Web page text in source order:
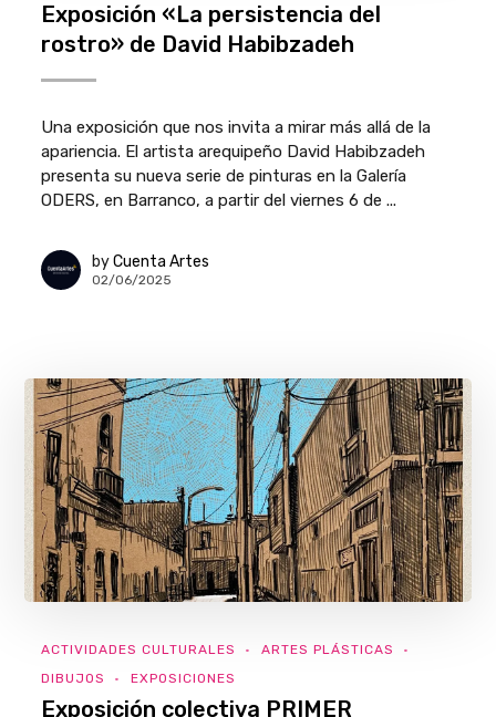
Exposición «La persistencia del
rostro» de David Habibzadeh
Una exposición que nos invita a mirar más allá de la
apariencia. El artista arequipeño David Habibzadeh
presenta su nueva serie de pinturas en la Galería
ODERS, en Barranco, a partir del viernes 6 de ...
by Cuenta Artes
02/06/2025
ACTIVIDADES CULTURALES
ARTES PLÁSTICAS
DIBUJOS
EXPOSICIONES
Exposición colectiva PRIMER